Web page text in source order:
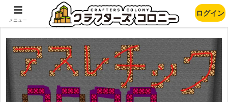
作品の参照数、ダウンロード数グラフ
メニュー
ログイン